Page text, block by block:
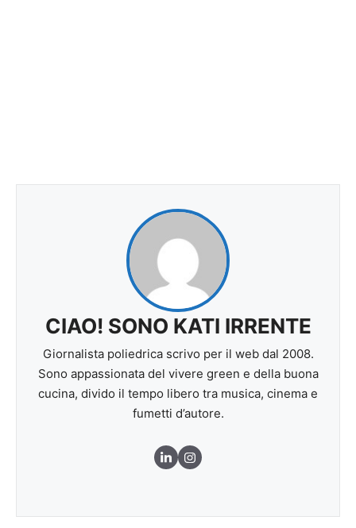
CIAO! SONO KATI IRRENTE
Giornalista poliedrica scrivo per il web dal 2008.
Sono appassionata del vivere green e della buona
cucina, divido il tempo libero tra musica, cinema e
fumetti d’autore.